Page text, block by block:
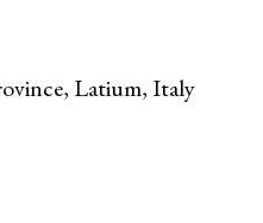
Latium, Italy